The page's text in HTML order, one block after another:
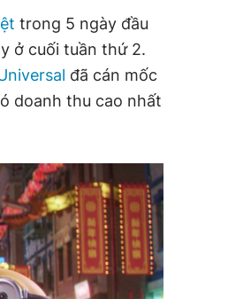
trong 5 ngày đầu
ở cuối tuần thứ 2.
đã cán mốc
doanh thu cao nhất